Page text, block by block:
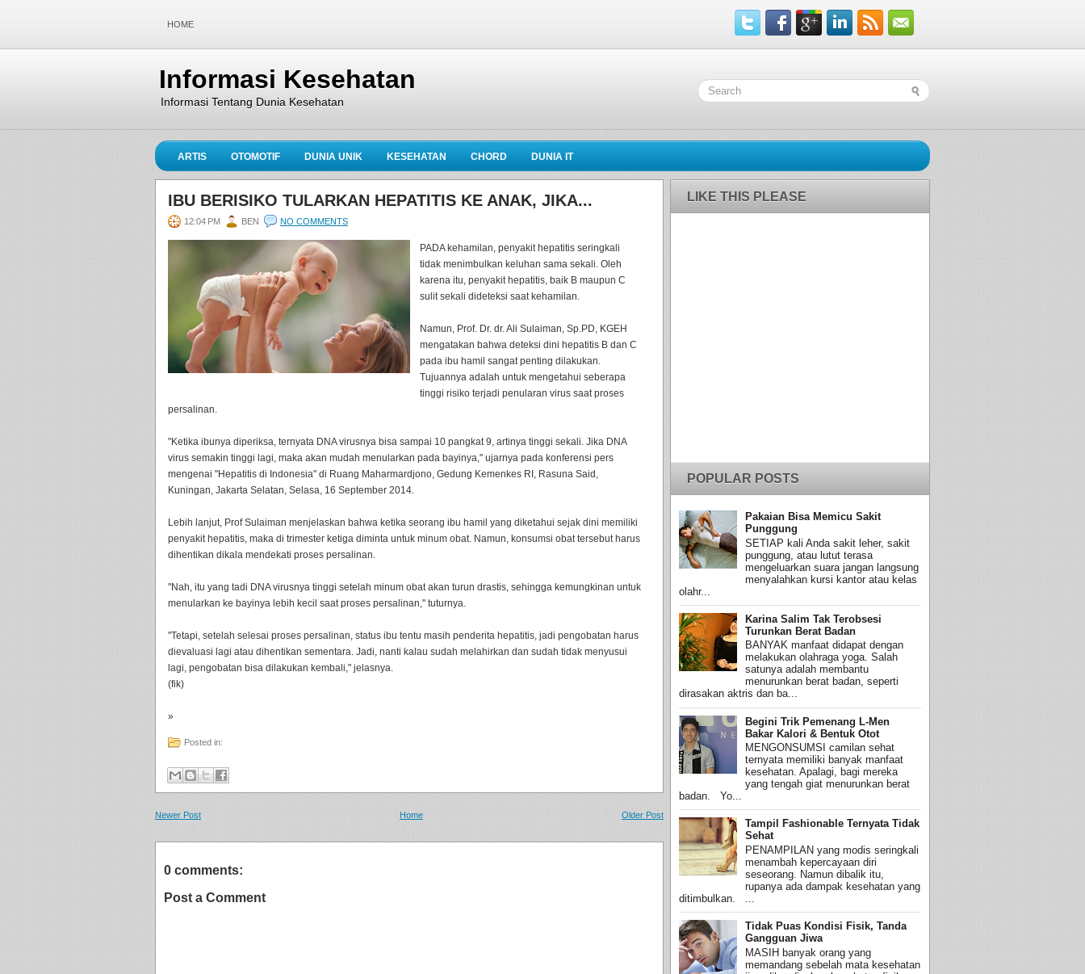
HOME
Informasi Kesehatan
Informasi Tentang Dunia Kesehatan
ARTIS OTOMOTIF DUNIA UNIK KESEHATAN CHORD DUNIA IT
IBU BERISIKO TULARKAN HEPATITIS KE ANAK, JIKA...
12:04 PM BEN NO COMMENTS
PADA kehamilan, penyakit hepatitis seringkali
tidak menimbulkan keluhan sama sekali. Oleh
karena itu, penyakit hepatitis, baik B maupun C
sulit sekali dideteksi saat kehamilan.
Namun, Prof. Dr. dr. Ali Sulaiman, Sp.PD, KGEH
mengatakan bahwa deteksi dini hepatitis B dan C
pada ibu hamil sangat penting dilakukan.
Tujuannya adalah untuk mengetahui seberapa
tinggi risiko terjadi penularan virus saat proses
persalinan.
"Ketika ibunya diperiksa, ternyata DNA virusnya bisa sampai 10 pangkat 9, artinya tinggi sekali. Jika DNA
virus semakin tinggi lagi, maka akan mudah menularkan pada bayinya," ujarnya pada konferensi pers
mengenai "Hepatitis di Indonesia" di Ruang Maharmardjono, Gedung Kemenkes RI, Rasuna Said,
Kuningan, Jakarta Selatan, Selasa, 16 September 2014.
Lebih lanjut, Prof Sulaiman menjelaskan bahwa ketika seorang ibu hamil yang diketahui sejak dini memiliki
penyakit hepatitis, maka di trimester ketiga diminta untuk minum obat. Namun, konsumsi obat tersebut harus
dihentikan dikala mendekati proses persalinan.
"Nah, itu yang tadi DNA virusnya tinggi setelah minum obat akan turun drastis, sehingga kemungkinan untuk
menularkan ke bayinya lebih kecil saat proses persalinan," tuturnya.
"Tetapi, setelah selesai proses persalinan, status ibu tentu masih penderita hepatitis, jadi pengobatan harus
dievaluasi lagi atau dihentikan sementara. Jadi, nanti kalau sudah melahirkan dan sudah tidak menyusui
lagi, pengobatan bisa dilakukan kembali," jelasnya.
(fik)
»
Posted in:
Newer Post Older Post
Home
0 comments:
Post a Comment
LIKE THIS PLEASE
POPULAR POSTS
Pakaian Bisa Memicu Sakit
Punggung
SETIAP kali Anda sakit leher, sakit
punggung, atau lutut terasa
mengeluarkan suara jangan langsung
menyalahkan kursi kantor atau kelas
olahr...
Karina Salim Tak Terobsesi
Turunkan Berat Badan
BANYAK manfaat didapat dengan
melakukan olahraga yoga. Salah
satunya adalah membantu
menurunkan berat badan, seperti
dirasakan aktris dan ba...
Begini Trik Pemenang L-Men
Bakar Kalori & Bentuk Otot
MENGONSUMSI camilan sehat
ternyata memiliki banyak manfaat
kesehatan. Apalagi, bagi mereka
yang tengah giat menurunkan berat
badan. Yo...
Tampil Fashionable Ternyata Tidak
Sehat
PENAMPILAN yang modis seringkali
menambah kepercayaan diri
seseorang. Namun dibalik itu,
rupanya ada dampak kesehatan yang
ditimbulkan. ...
Tidak Puas Kondisi Fisik, Tanda
Gangguan Jiwa
MASIH banyak orang yang
memandang sebelah mata kesehatan